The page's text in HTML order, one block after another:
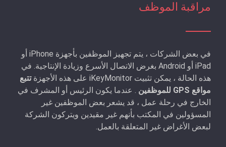
مراقبة الموظف
في بعض الشركات ، يتم تجهيز الموظفين بأجهزة iPhone أو
iPad أو Android بغرض الاتصال الأسرع وزيادة الإنتاجية. في
هذه الحالة ، يمكن تثبيت iKeyMonitor على هذه الأجهزة
تتبع
مواقع GPS للموظفين
. عندما يكون الرئيس أو المشرف في
الخارج في رحلة عمل ، قد يشعر بعض الموظفين غير
المسؤولين في المكتب بأنهم غير مقيدين ويتركون الشركة
لبعض الأغراض غير المتعلقة بالعمل.